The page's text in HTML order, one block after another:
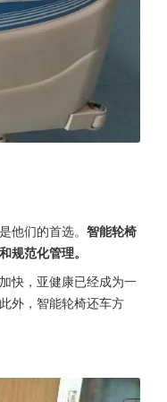
们的首选。 智能轮椅
范化管理。
快，亚健康已经成为一
外，智能轮椅还车方